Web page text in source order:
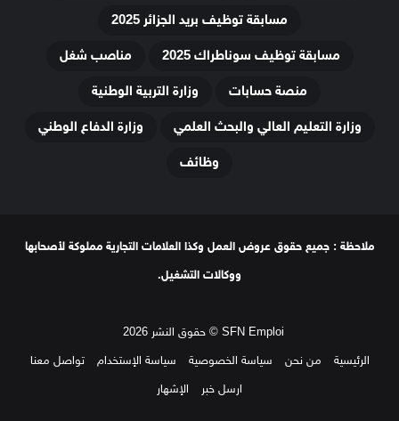
مسابقة توظيف بريد الجزائر 2025
مسابقة توظيف سوناطراك 2025
مناصب شغل
منصة حسابات
وزارة التربية الوطنية
وزارة التعليم العالي والبحث العلمي
وزارة الدفاع الوطني
وظائف
ملاحظة : جميع حقوق عروض العمل وكذا العلامات التجارية مملوكة لأصحابها
ووكالات التشغيل.
SFN Emploi © حقوق النشر 2026
الرئيسية
من نحن سياسة الخصوصية سياسة الإستخدام
تواصل معنا
ارسل خبر
الإشهار